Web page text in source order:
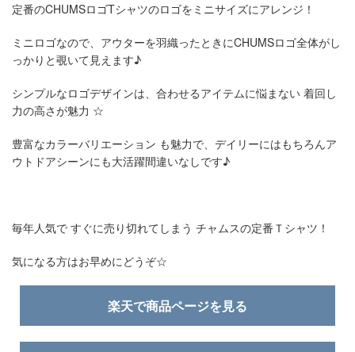
定番のCHUMSロゴTシャツのロゴをミニサイズにアレンジ！
ミニロゴなので、アウターを羽織ったときにCHUMSロゴ全体がし
っかりと覗いて見えます♪
シンプルなロゴデザインは、合わせるアイテムに悩まない 着回し
力の高さが魅力 ☆
豊富なカラーバリエーション も魅力で、デイリーにはもちろんア
ウトドアシーンにも大活躍間違いなしです♪
毎年人気で すぐに売り切れてしまう チャムスの定番Ｔシャツ！
気になる方はお早めにどうぞ☆
楽天で商品ページを見る